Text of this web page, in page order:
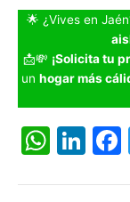
🌟 ¿Vives en
📩💸 ¡Solicita tu
un hogar más
W Li